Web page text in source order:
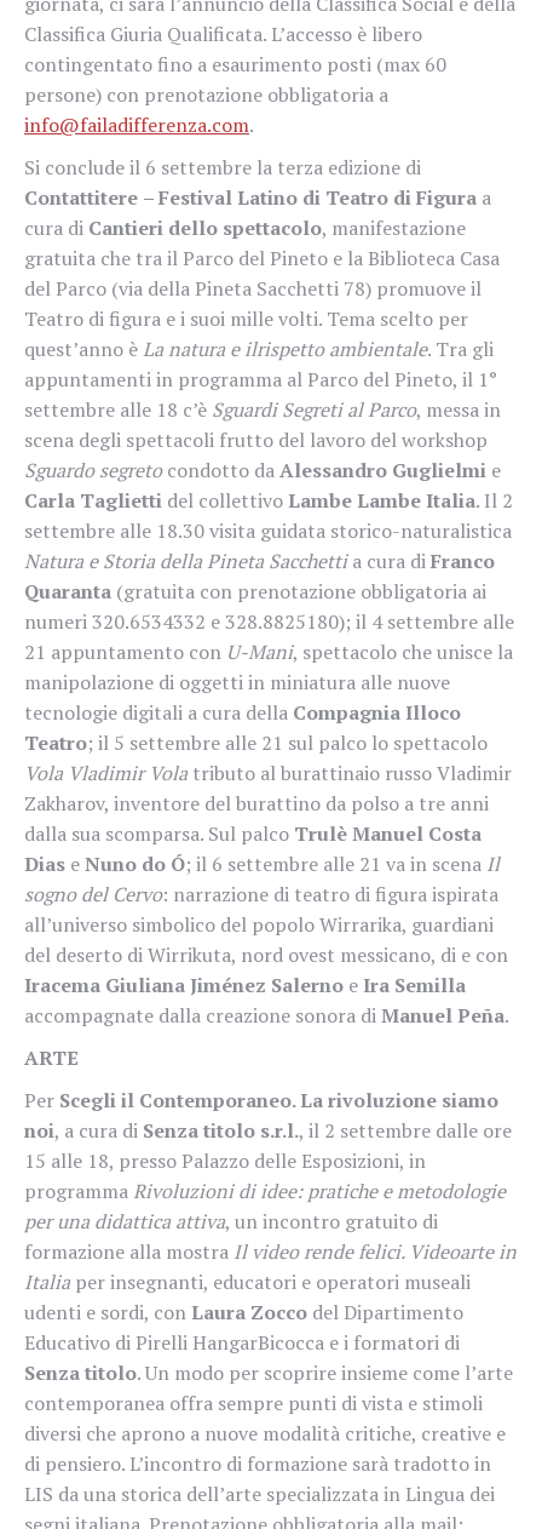
Classifica Giuria Qualificata. L’accesso è libero
contingentato fino a esaurimento posti (max 60
persone) con prenotazione obbligatoria a
info@failadifferenza.com.
Si conclude il 6 settembre la terza edizione di
Contattitere – Festival Latino di Teatro di Figura a
cura di Cantieri dello spettacolo, manifestazione
gratuita che tra il Parco del Pineto e la Biblioteca Casa
del Parco (via della Pineta Sacchetti 78) promuove il
Teatro di figura e i suoi mille volti. Tema scelto per
quest’anno èLa natura e ilrispetto ambientale. Tra gli
appuntamenti in programma al Parco del Pineto, il 1°
settembre alle 18 c’è Sguardi Segreti al Parco, messa in
scena degli spettacoli frutto del lavoro del workshop
Sguardo segretocondotto daAlessandro Guglielmi e
Carla Taglietti del collettivoLambe Lambe Italia. Il 2
settembre alle 18.30 visita guidata storico-naturalistica
Natura e Storia della Pineta Sacchettia cura diFranco
Quaranta (gratuita con prenotazione obbligatoria ai
numeri 320.6534332 e 328.8825180); il 4 settembre alle
21 appuntamento con U-Mani, spettacolo che unisce la
manipolazione di oggetti in miniatura alle nuove
tecnologie digitali a cura della Compagnia Illoco
Teatro; il 5 settembre alle 21 sul palco lo spettacolo
Vola Vladimir Vola tributo al burattinaio russo Vladimir
Zakharov, inventore del burattino da polso a tre anni
dalla sua scomparsa. Sul palco Trulè Manuel Costa
Dias eNuno do Ó; il 6 settembre alle 21 va in scena Il
sogno del Cervo: narrazione di teatro di figura ispirata
all’universo simbolico del popolo Wirrarika, guardiani
del deserto di Wirrikuta, nord ovest messicano, di e con
Iracema Giuliana Jiménez Salerno e Ira Semilla
accompagnate dalla creazione sonora diManuel Peña.
ARTE
Per Scegli il Contemporaneo. La rivoluzione siamo
noi, a cura di Senza titolo s.r.l., il 2 settembre dalle ore
15 alle 18, presso Palazzo delle Esposizioni, in
programmaRivoluzioni di idee: pratiche e metodologie
per una didattica attiva, un incontro gratuito di
formazione alla mostra Il video rende felici. Videoarte in
Italia per insegnanti, educatori e operatori museali
udenti e sordi, conLaura Zocco del Dipartimento
Educativo di Pirelli HangarBicocca e i formatori di
Senza titolo. Un modo per scoprire insieme come l’arte
contemporanea offra sempre punti di vista e stimoli
diversi che aprono a nuove modalità critiche, creative e
di pensiero. L’incontro di formazione sarà tradotto in
LIS da una storica dell’arte specializzata in Lingua dei